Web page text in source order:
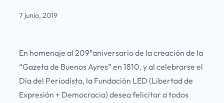
7 junio, 2019
En homenaje al 209°aniversario de la creación de la
“Gazeta de Buenos Ayres” en 1810, y al celebrarse el
Día del Periodista, la Fundación LED (Libertad de
Expresión + Democracia) desea felicitar a todos